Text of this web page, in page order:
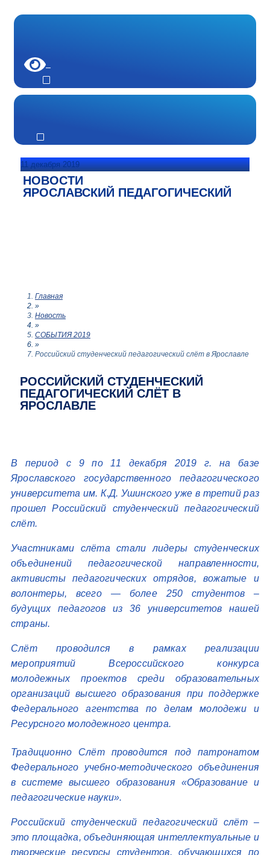
11 декабря 2019
НОВОСТИ
ЯРОСЛАВСКИЙ ПЕДАГОГИЧЕСКИЙ
Главная
»
Новость
»
СОБЫТИЯ 2019
»
Российский студенческий педагогический слёт в Ярославле
РОССИЙСКИЙ СТУДЕНЧЕСКИЙ
ПЕДАГОГИЧЕСКИЙ СЛЁТ В
ЯРОСЛАВЛЕ
В период с 9 по 11 декабря 2019 г. на базе
Ярославского государственного педагогического
университета им. К.Д. Ушинского уже в третий раз
прошел Российский студенческий педагогический
слёт.
Участниками слёта стали лидеры студенческих
объединений педагогической направленности,
активисты педагогических отрядов, вожатые и
волонтеры, всего — более 250 студентов –
будущих педагогов из 36 университетов нашей
страны.
Слёт проводился в рамках реализации
мероприятий Всероссийского конкурса
молодежных проектов среди образовательных
организаций высшего образования при поддержке
Федерального агентства по делам молодежи и
Ресурсного молодежного центра.
Традиционно Слёт проводится под патронатом
Федерального учебно-методического объединения
в системе высшего образования «Образование и
педагогические науки».
Российский студенческий педагогический слёт –
это площадка, объединяющая интеллектуальные и
творческие ресурсы студентов, обучающихся по